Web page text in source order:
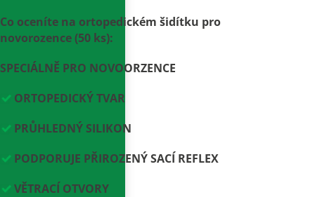
Co oceníte na ortopedickém šidítku pro
novorozence (50 ks):
SPECIÁLNĚ PRO NOVOORZENCE
ORTOPEDICKÝ TVAR
PRŮHLEDNÝ SILIKON
PODPORUJE PŘIROZENÝ SACÍ REFLEX
VĚTRACÍ OTVORY